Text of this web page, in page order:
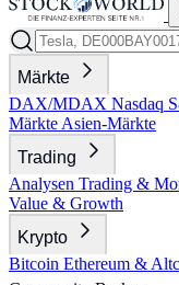
Märkte
DAX/MDAX Nasdaq
Märkte Asien-Märkte
Trading
Analysen Trading &
Value & Growth
Krypto
Bitcoin Ethereum &